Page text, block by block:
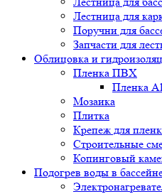
Лестница для
Поручни для
Запчасти для
Облицовка и
Пленка ПВХ
Пленка
Мозаика
Плитка
Крепеж для
Строительные
Копинговый
Подогрев воды в